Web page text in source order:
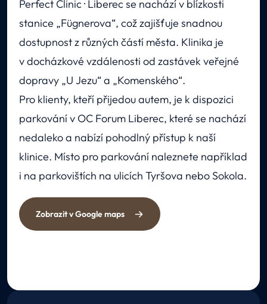
Perfect Clinic · Liberec se nachází v blízkosti
stanice „Fügnerova“, což zajišťuje snadnou
dostupnost z různých částí města. Klinika je
v docházkové vzdálenosti od zastávek veřejné
dopravy „U Jezu“ a „Komenského“.
Pro klienty, kteří přijedou autem, je k dispozici
parkování v OC Forum Liberec, které se nachází
nedaleko a nabízí pohodlný přístup k naší
klinice. Místo pro parkování naleznete například
i na parkovištích na ulicích Tyršova nebo Sokola.
Zobrazit v Google maps